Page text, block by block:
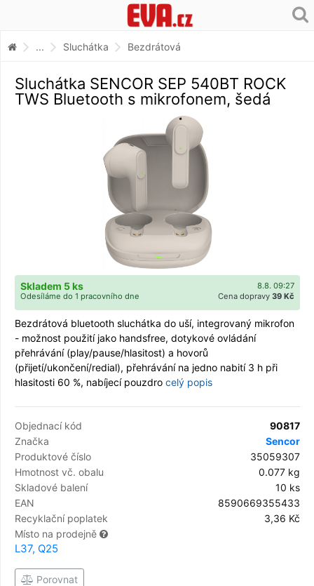
... Sluchátka Bezdrátová
Sluchátka SENCOR SEP 540BT ROCK
TWS Bluetooth s mikrofonem, šedá
8.8. 09:27
Skladem 5 ks
Cena dopravy 39 Kč
Odesíláme do 1 pracovního dne
Bezdrátová bluetooth sluchátka do uší, integrovaný mikrofon
- možnost použití jako handsfree, dotykové ovládání
přehrávání (play/pause/hlasitost) a hovorů
(přijetí/ukončení/redial), přehrávání na jedno nabití 3 h při
hlasitosti 60 %, nabíjecí pouzdro celý popis
Objednací kód
90817
Značka
Sencor
Produktové číslo
35059307
Hmotnost vč. obalu
0.077 kg
Skladové balení
10 ks
EAN
8590669355433
Recyklační poplatek
3,36 Kč
Místo na prodejně
L37, Q25
Porovnat